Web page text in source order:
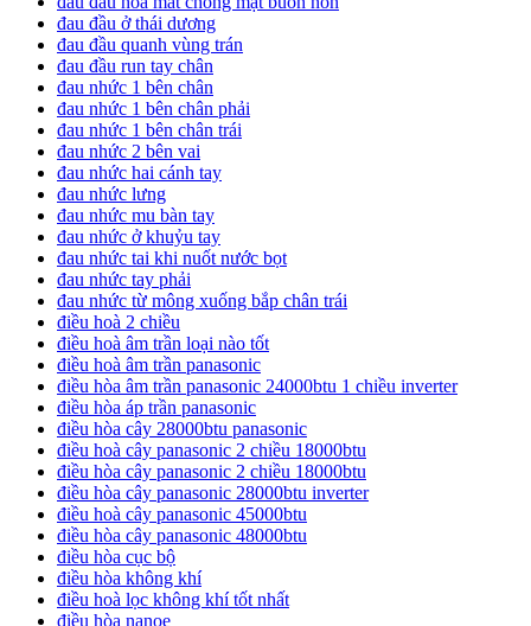
đau đầu ở thái dương
đau đầu quanh vùng trán
đau đầu run tay chân
đau nhức 1 bên chân
đau nhức 1 bên chân phải
đau nhức 1 bên chân trái
đau nhức 2 bên vai
đau nhức hai cánh tay
đau nhức lưng
đau nhức mu bàn tay
đau nhức ở khuỷu tay
đau nhức tai khi nuốt nước bọt
đau nhức tay phải
đau nhức từ mông xuống bắp chân trái
điều hoà 2 chiều
điều hoà âm trần loại nào tốt
điều hoà âm trần panasonic
điều hòa âm trần panasonic 24000btu 1 chiều inverter
điều hòa áp trần panasonic
điều hòa cây 28000btu panasonic
điều hoà cây panasonic 2 chiều 18000btu
điều hòa cây panasonic 2 chiều 18000btu
điều hòa cây panasonic 28000btu inverter
điều hoà cây panasonic 45000btu
điều hòa cây panasonic 48000btu
điều hòa cục bộ
điều hòa không khí
điều hoà lọc không khí tốt nhất
điều hòa nanoe